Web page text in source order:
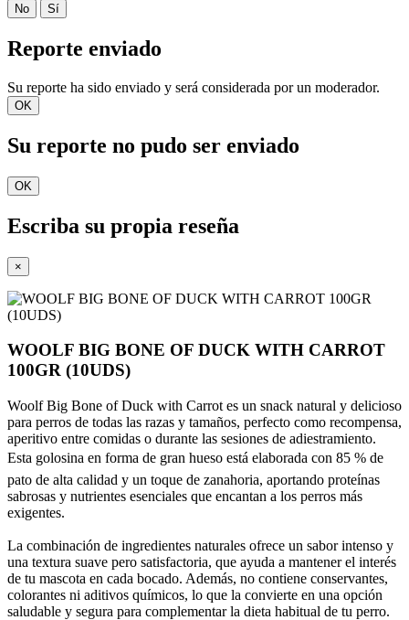
No Sí
Reporte enviado
Su reporte ha sido enviado y será considerada por un moderador.
OK
Su reporte no pudo ser enviado
OK
Escriba su propia reseña
×
WOOLF BIG BONE OF DUCK WITH CARROT
100GR (10UDS)
Woolf Big Bone of Duck with Carrot es un snack natural y delicioso
para perros de todas las razas y tamaños, perfecto como recompensa,
aperitivo entre comidas o durante las sesiones de adiestramiento.
Esta golosina en forma de gran hueso está elaborada con 85 % de
pato de alta calidad y un toque de zanahoria, aportando proteínas
sabrosas y nutrientes esenciales que encantan a los perros más
exigentes.
La combinación de ingredientes naturales ofrece un sabor intenso y
una textura suave pero satisfactoria, que ayuda a mantener el interés
de tu mascota en cada bocado. Además, no contiene conservantes,
colorantes ni aditivos químicos, lo que la convierte en una opción
saludable y segura para complementar la dieta habitual de tu perro.